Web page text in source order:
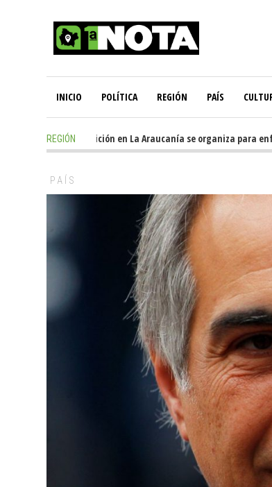
INICIO POLÍTICA REGIÓN PAÍS
REGIÓN
7 hours ago - Oposición en La Araucanía se organiza para
PAÍS